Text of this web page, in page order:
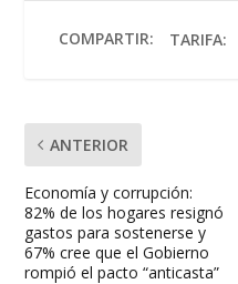
o
o
A
p
COMPARTIR: TARIFA:
ANTERIOR
Economía y corrupción:
82% de los hogares resignó
gastos para sostenerse y
67% cree que el Gobierno
rompió el pacto “anticasta”